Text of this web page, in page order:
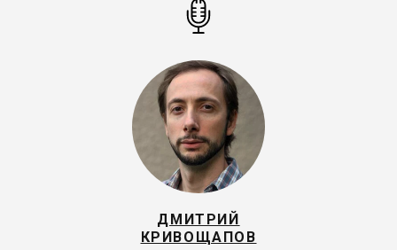
ДМИТРИЙ
КРИВОЩАПОВ